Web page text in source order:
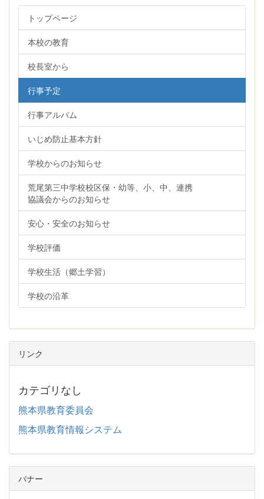
トップページ
本校の教育
校長室から
行事予定
行事アルバム
いじめ防止基本方針
学校からのお知らせ
荒尾第三中学校校区保・幼等、小、中、連携
協議会からのお知らせ
安心・安全のお知らせ
学校評価
学校生活（郷土学習）
学校の沿革
リンク
カテゴリなし
熊本県教育委員会
熊本県教育情報システム
バナー